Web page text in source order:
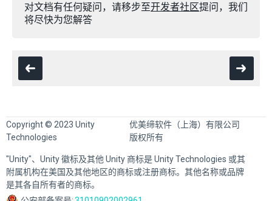
对文档有任何疑问，请移步至开发者社区提问，我们
将尽快为您解答
Copyright © 2023 Unity
Technologies
优美缔软件（上海）有限公司
版权所有
"Unity"、Unity 徽标及其他 Unity 商标是 Unity Technologies 或其
附属机构在美国及其他地区的商标或注册商标。其他名称或品牌
是其各自所有者的商标。